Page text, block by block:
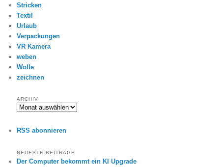
Stricken
Textil
Urlaub
Verpackungen
VR Kamera
weben
Wolle
zeichnen
ARCHIV
Archiv
RSS abonnieren
NEUESTE BEITRÄGE
Der Computer bekommt ein KI Upgrade